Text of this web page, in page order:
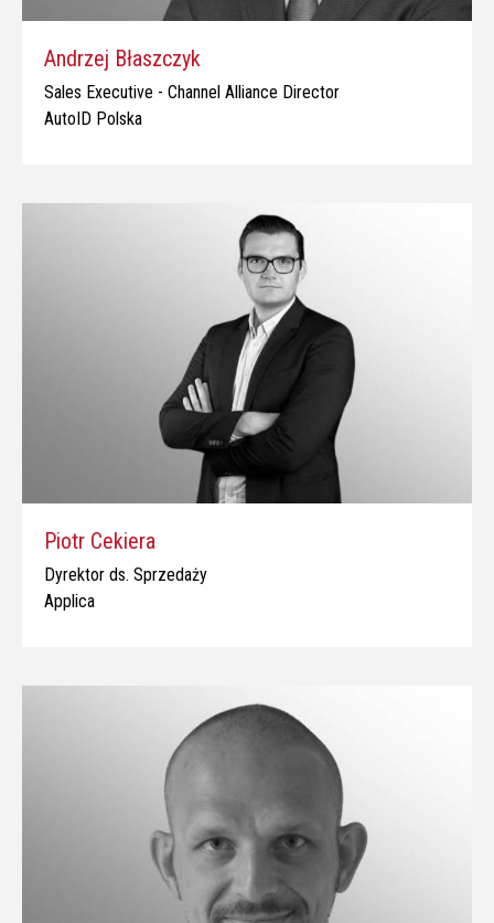
Andrzej Błaszczyk
Sales Executive - Channel Alliance Director
AutoID Polska
Piotr Cekiera
Dyrektor ds. Sprzedaży
Applica